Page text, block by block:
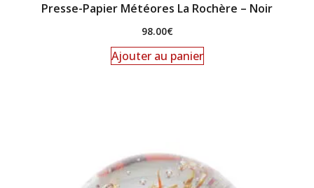
Presse-Papier Météores La Rochère – Noir
98.00€
Ajouter au panier